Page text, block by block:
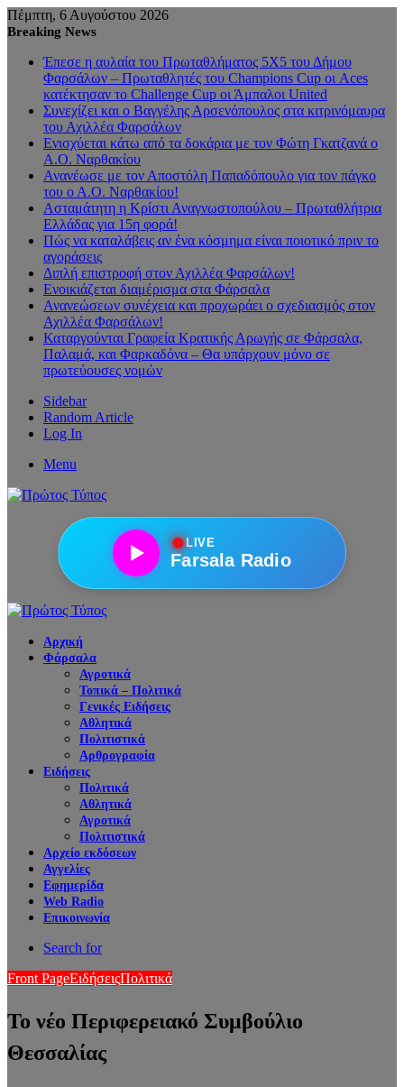
Πέμπτη, 6 Αυγούστου 2026
Breaking News
Έπεσε η αυλαία του Πρωταθλήματος 5Χ5 του Δήμου
Φαρσάλων – Πρωταθλητές του Champions Cup οι Aces
κατέκτησαν το Challenge Cup οι Άμπαλοι United
Συνεχίζει και ο Βαγγέλης Αρσενόπουλος στα κιτρινόμαυρα
του Αχιλλέα Φαρσάλων
Ενισχύεται κάτω από τα δοκάρια με τον Φώτη Γκατζανά ο
Α.Ο. Ναρθακίου
Ανανέωσε με τον Αποστόλη Παπαδόπουλο για τον πάγκο
του ο Α.Ο. Ναρθακίου!
Ασταμάτητη η Κρίστι Αναγνωστοπούλου – Πρωταθλήτρια
Ελλάδας για 15η φορά!
Πώς να καταλάβεις αν ένα κόσμημα είναι ποιοτικό πριν το
αγοράσεις
Διπλή επιστροφή στον Αχιλλέα Φαρσάλων!
Ενοικιάζεται διαμέρισμα στα Φάρσαλα
Ανανεώσεων συνέχεια και προχωράει ο σχεδιασμός στον
Αχιλλέα Φαρσάλων!
Καταργούνται Γραφεία Κρατικής Αρωγής σε Φάρσαλα,
Παλαμά, και Φαρκαδόνα – Θα υπάρχουν μόνο σε
πρωτεύουσες νομών
Sidebar
Random Article
Log In
Menu
●LIVE
Farsala Radio
Αρχική
Φάρσαλα
Αγροτικά
Τοπικά – Πολιτικά
Γενικές Ειδήσεις
Αθλητικά
Πολιτιστικά
Αρθρογραφία
Ειδήσεις
Πολιτικά
Αθλητικά
Αγροτικά
Πολιτιστικά
Αρχείο εκδόσεων
Αγγελίες
Εφημερίδα
Web Radio
Επικοινωνία
Search for
Front PageΕιδήσειςΠολιτικά
Το νέο Περιφερειακό Συμβούλιο
Θεσσαλίας